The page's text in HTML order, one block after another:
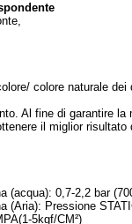
colore naturale dei
Al fine di garantire la
il miglior risultato
(acqua): 0,7-2,2 bar
(Aria): Pressione
5kgf/CM²)